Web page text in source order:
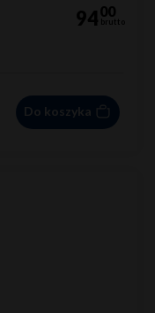
9400
brutto
Do koszyka